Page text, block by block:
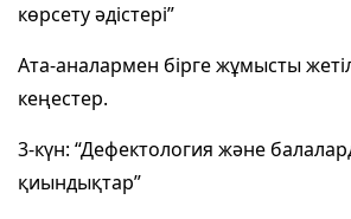
көрсету әдістері”
Ата-аналармен бірге жұмысты
кеңестер.
3-күн: “Дефектология және
қиындықтар”